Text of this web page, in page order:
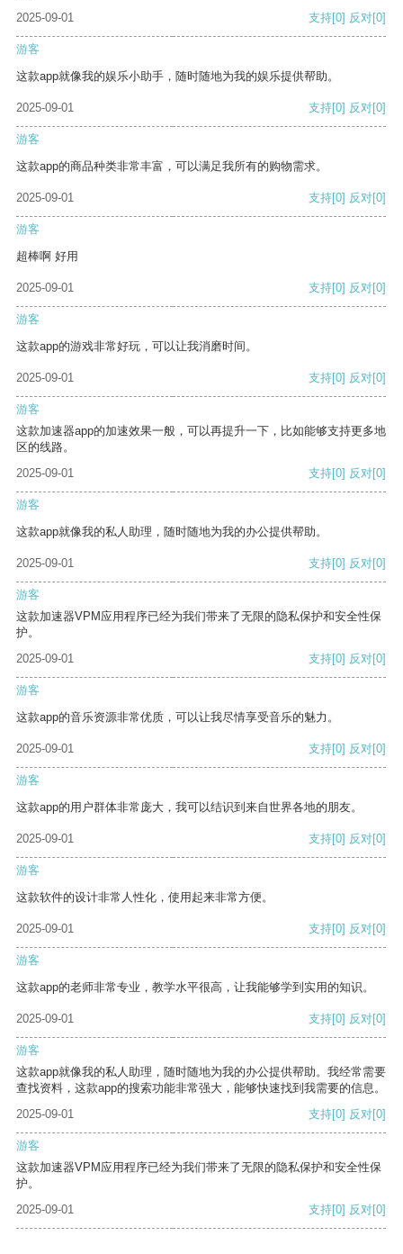
2025-09-01
支持[0] 反对[0]
游客
这款app就像我的娱乐小助手，随时随地为我的娱乐提供帮助。
2025-09-01 支持[0] 反对[0]
游客
这款app的商品种类非常丰富，可以满足我所有的购物需求。
2025-09-01 支持[0] 反对[0]
游客
超棒啊 好用
2025-09-01 支持[0] 反对[0]
游客
这款app的游戏非常好玩，可以让我消磨时间。
2025-09-01 支持[0] 反对[0]
游客
这款加速器app的加速效果一般，可以再提升一下，比如能够支持更多地
区的线路。
2025-09-01
支持[0] 反对[0]
游客
这款app就像我的私人助理，随时随地为我的办公提供帮助。
2025-09-01 支持[0] 反对[0]
游客
这款加速器VPM应用程序已经为我们带来了无限的隐私保护和安全性保
护。
2025-09-01
支持[0] 反对[0]
游客
这款app的音乐资源非常优质，可以让我尽情享受音乐的魅力。
2025-09-01 支持[0] 反对[0]
游客
这款app的用户群体非常庞大，我可以结识到来自世界各地的朋友。
2025-09-01 支持[0] 反对[0]
游客
这款软件的设计非常人性化，使用起来非常方便。
2025-09-01 支持[0] 反对[0]
游客
这款app的老师非常专业，教学水平很高，让我能够学到实用的知识。
2025-09-01 支持[0] 反对[0]
游客
这款app就像我的私人助理，随时随地为我的办公提供帮助。我经常需要
查找资料，这款app的搜索功能非常强大，能够快速找到我需要的信息。
2025-09-01
支持[0] 反对[0]
游客
这款加速器VPM应用程序已经为我们带来了无限的隐私保护和安全性保
护。
2025-09-01
支持[0] 反对[0]